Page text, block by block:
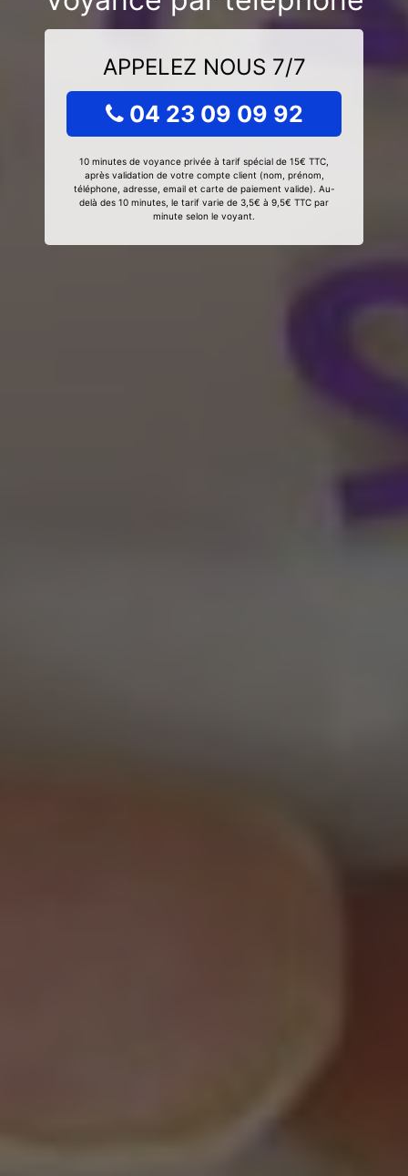
APPELEZ NOUS 7/7
04 23 09 09 92
10 minutes de voyance privée à tarif spécial de 15€ TTC,
après validation de votre compte client (nom, prénom,
téléphone, adresse, email et carte de paiement valide). Au-
delà des 10 minutes, le tarif varie de 3,5€ à 9,5€ TTC par
minute selon le voyant.